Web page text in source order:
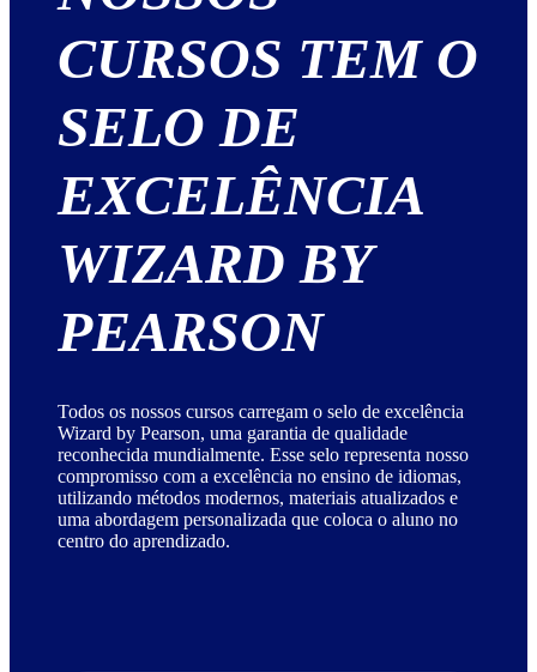
CURSOS TEM O
SELO DE
EXCELÊNCIA
WIZARD BY
PEARSON
Todos os nossos cursos carregam o selo de excelência
Wizard by Pearson, uma garantia de qualidade
reconhecida mundialmente. Esse selo representa nosso
compromisso com a excelência no ensino de idiomas,
utilizando métodos modernos, materiais atualizados e
uma abordagem personalizada que coloca o aluno no
centro do aprendizado.